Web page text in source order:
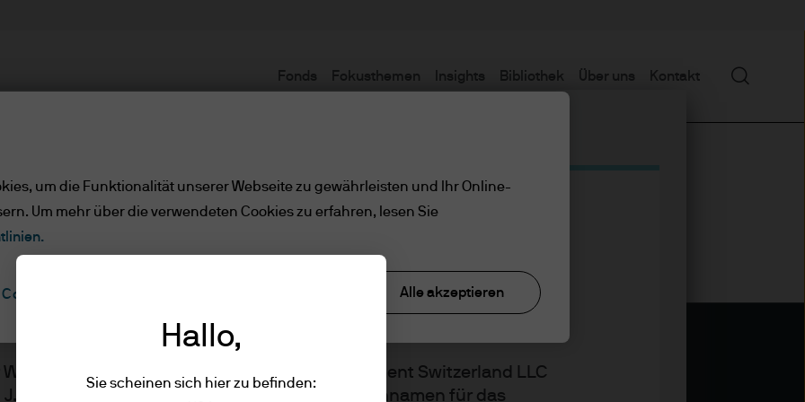
werden von JPMorgan Asset Management Switzerland LLC
Morgan Asset Management ist, dem Markennamen für das
Fonds Fokusthemen Insights Bibliothek Über uns Kontakt Suchen
Hallo,
Sie scheinen sich hier zu befinden:
um die Funktionalität unserer Webseite zu gewährleisten und Ihr Online-
Um mehr über die verwendeten Cookies zu erfahren, lesen Sie
Alle akzeptieren
Cookie-Einstellungen